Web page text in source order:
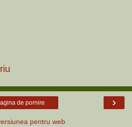
›
de pornire
pentru web